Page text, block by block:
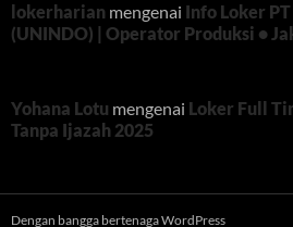
lokerharian mengenai Info Loker
(UNINDO) | Operator Produksi •
Yohana Lotu mengenai Loker Full
Tanpa Ijazah 2025
Dengan bangga bertenaga WordPress